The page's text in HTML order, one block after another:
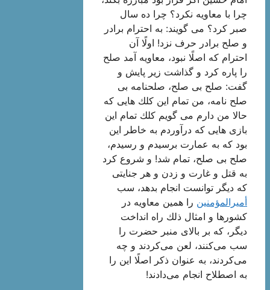
چرا با معاویه نكرد؟ چرا ده سال
صبر كرد؟ می گویند: به احترام برادر
و صلح برادر حرف نزد! اولًا آن
احترام كه اصلًا نبود، معاویه آمد صلح
را پاره كرد و گذاشت زیر پایش و
گفت: صلح بی صلح، صلحنامه بی
صلح نامه، من تمام این كلك هایی كه
حالا من دارم می گویم كلك تمام این
بازی هایی كه درآوردم به خاطر این
بود كه به عمارت برسیدم و رسیدم،
صلح بی صلح، تمام شد! و شروع كرد
به قتل و غارت و زدن و هر جنایتی
كه دیگر توانست انجام بدهد، سب
أمیرالمؤمنینرا همین معاویه در
كشورها و امثال ذلك راه انداخت
دیگر، كه بر بالای منبر حضرت را
سب می‌كنند، لعن می‌كردند و چه
می‌كردند، به عنوان ذكر اصلًا این را
به اصطلاح انجام می‌دادند!